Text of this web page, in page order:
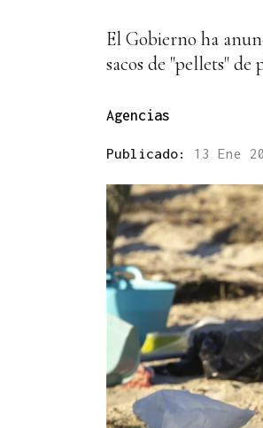
El Gobierno ha
sacos de "pellets" de
Agencias
Publicado: 13 Ene